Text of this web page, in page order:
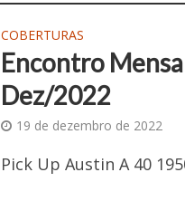
COBERTURAS
Encontro
Dez/2022
19 de dezembro de 2022
Pick Up Austin A 40